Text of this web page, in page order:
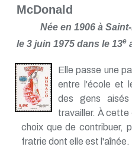
McDonald
Née en 1906 à
le 3 juin 1975 dans le 13e
Elle passe une
entre l'école et
des gens
travailler. À cette
choix que de contribuer,
fratrie dont elle est l'aînée.